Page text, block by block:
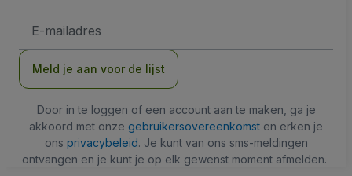
mailadres
Meld je aan voor de lijst
Door in te loggen of een account aan te maken, ga je
akkoord met onze gebruikersovereenkomst en erken je
ons privacybeleid. Je kunt van ons sms-meldingen
ontvangen en je kunt je op elk gewenst moment afmelden.